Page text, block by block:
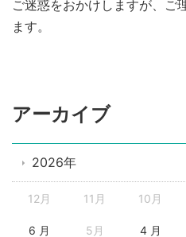
ご迷惑をおかけしますが、ご
ます。
アーカイブ
2026年
12月 11月 10月
6 月 5月 4 月